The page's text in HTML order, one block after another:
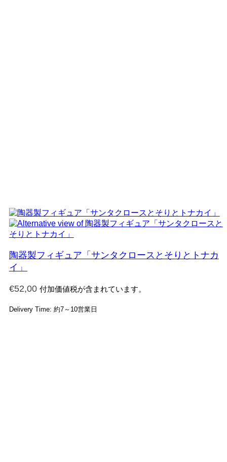
陶器製フィギュア「サンタクロースとそりとトナカ
イ」
€52,00 付加価値税が含まれています。
Delivery Time: 約7～10営業日